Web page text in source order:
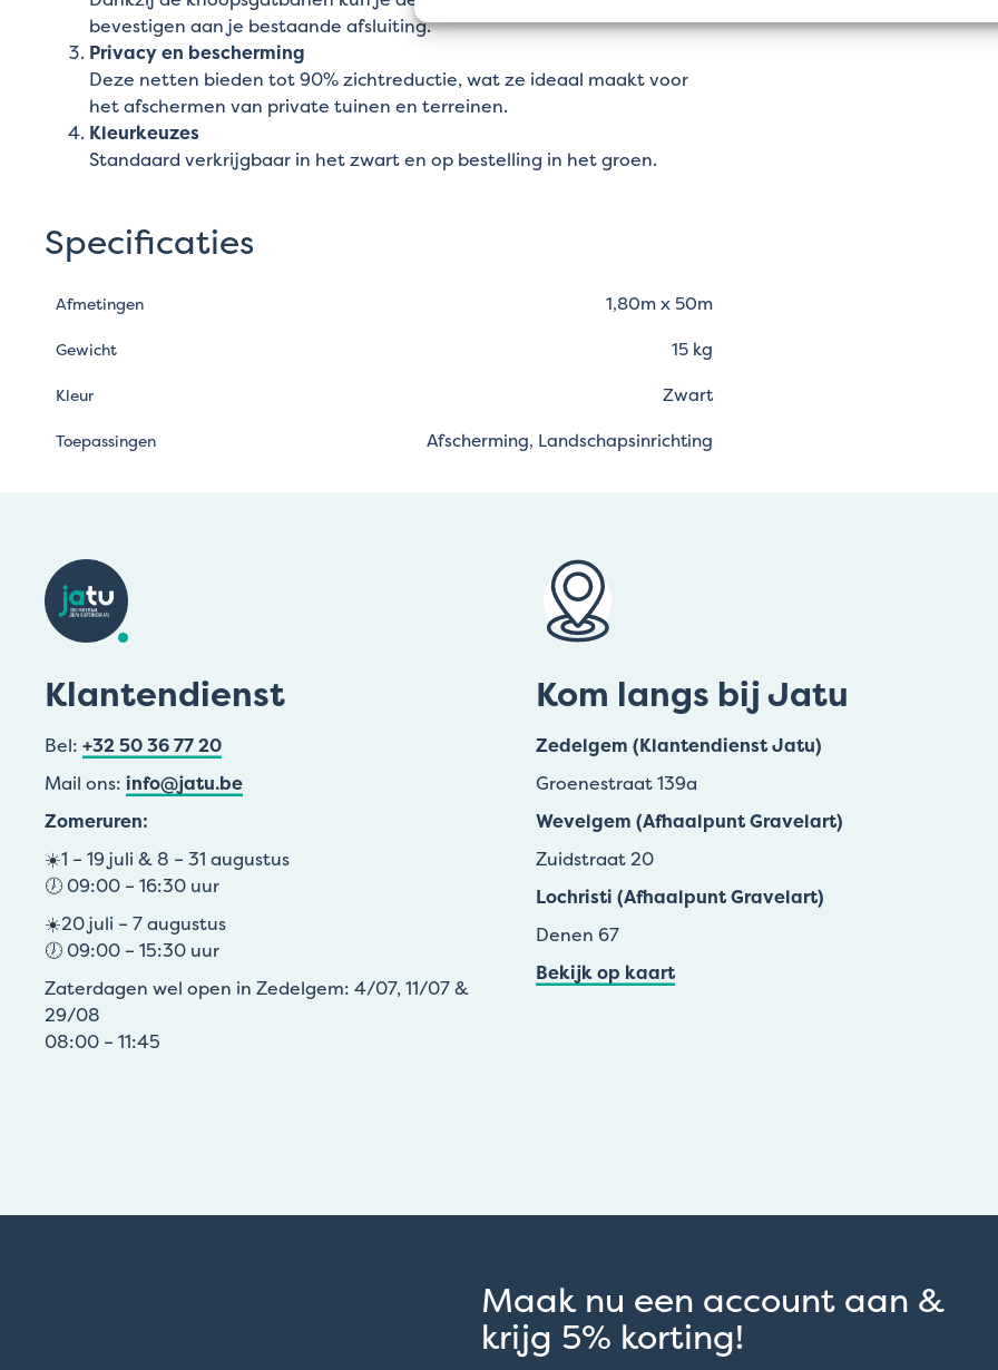
bevestigen aan je bestaande afsluiting.
Privacy en bescherming
Deze netten bieden tot 90% zichtreductie, wat ze ideaal maakt voor
het afschermen van private tuinen en terreinen.
Kleurkeuzes
Standaard verkrijgbaar in het zwart en op bestelling in het groen.
Specificaties
Afmetingen 1,80m x 50m
Gewicht 15 kg
Kleur Zwart
Toepassingen Afscherming, Landschapsinrichting
Klantendienst
Bel: +32 50 36 77 20
Mail ons: info@jatu.be
Zomeruren:
☀️1 – 19 juli & 8 – 31 augustus
🕖 09:00 – 16:30 uur
☀️20 juli – 7 augustus
🕖 09:00 – 15:30 uur
Zaterdagen wel open in Zedelgem: 4/07, 11/07 &
29/08
08:00 – 11:45
Kom langs bij Jatu
Zedelgem (Klantendienst Jatu)
Groenestraat 139a
Wevelgem (Afhaalpunt Gravelart)
Zuidstraat 20
Lochristi (Afhaalpunt Gravelart)
Denen 67
Bekijk op kaart
Maak nu een account aan &
krijg 5% korting!